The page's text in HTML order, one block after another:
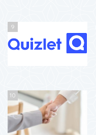
9
10